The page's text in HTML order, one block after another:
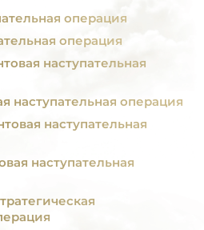
операция
операция
наступательная
наступательная операция
наступательная
наступательная